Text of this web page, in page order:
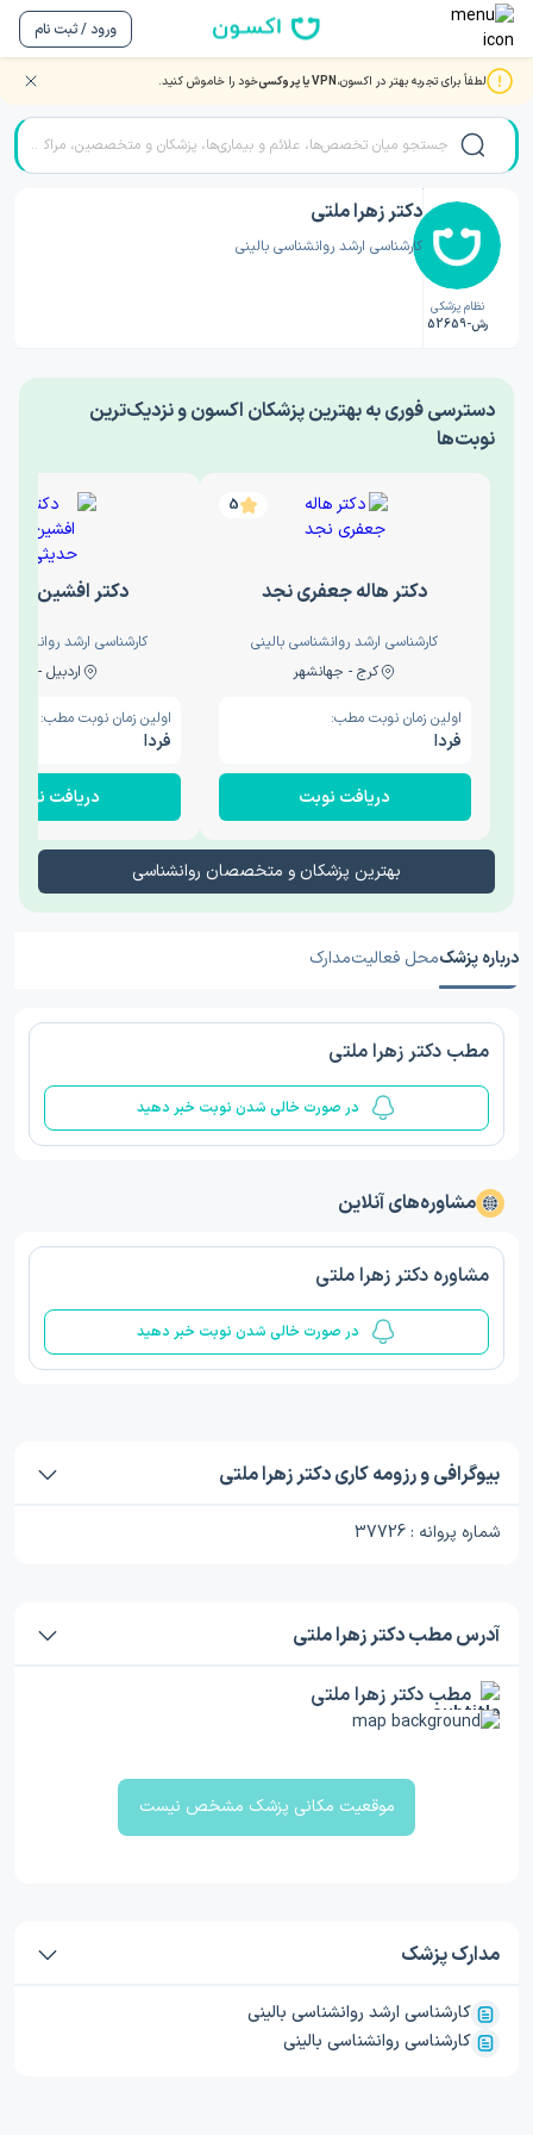
ورود / ثبت نام
لطفاً برای تجربه بهتر در اکسون،VPN یا پروکسی خود را خاموش کنید. صفحه اصلی/دکتر روانشناسی/دکتر زهرا ملتی
نظام پزشکی
رش-52659
دکتر زهرا ملتی
کارشناسی ارشد روانشناسی بالینی
‎دسترسی فوری به بهترین پزشکان اکسون و نزدیک‌ترین
نوبت‌ها
5
دکتر هاله جعفری نجد
کارشناسی ارشد روانشناسی بالینی
کرج - جهانشهر
اولین زمان نوبت مطب:
فردا
دریافت نوبت
دکتر افشین
کارشناسی ارشد
اردبیل - والی
اولین زمان نوبت مطب:
فردا
دریافت نوبت
بهترین پزشکان و متخصصان روانشناسی
درباره پزشکمحل فعالیتمدارک
مطب دکتر زهرا ملتی
در صورت خالی شدن نوبت خبر دهید
مشاوره‌های آنلاین
مشاوره دکتر زهرا ملتی
در صورت خالی شدن نوبت خبر دهید
بیوگرافی و رزومه کاری دکتر زهرا ملتی
شماره پروانه : 37726
آدرس مطب دکتر زهرا ملتی
مطب دکتر زهرا ملتی
موقعیت مکانی پزشک مشخص نیست
مدارک پزشک
کارشناسی ارشد روانشناسی بالینی
کارشناسی روانشناسی بالینی